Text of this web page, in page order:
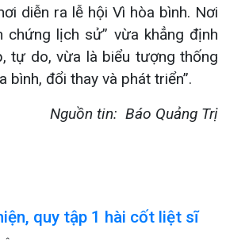
diễn ra lễ hội Vì hòa bình. Nơi
chứng lịch sử” vừa khẳng định
tự do, vừa là biểu tượng thống
bình, đổi thay và phát triển”.
Nguồn tin: Báo Quảng Trị
quy tập 1 hài cốt liệt sĩ